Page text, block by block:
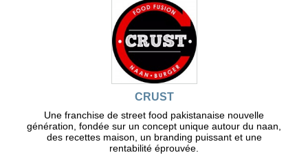
CRUST
Une franchise de street food pakistanaise nouvelle
génération, fondée sur un concept unique autour du naan,
des recettes maison, un branding puissant et une
rentabilité éprouvée.